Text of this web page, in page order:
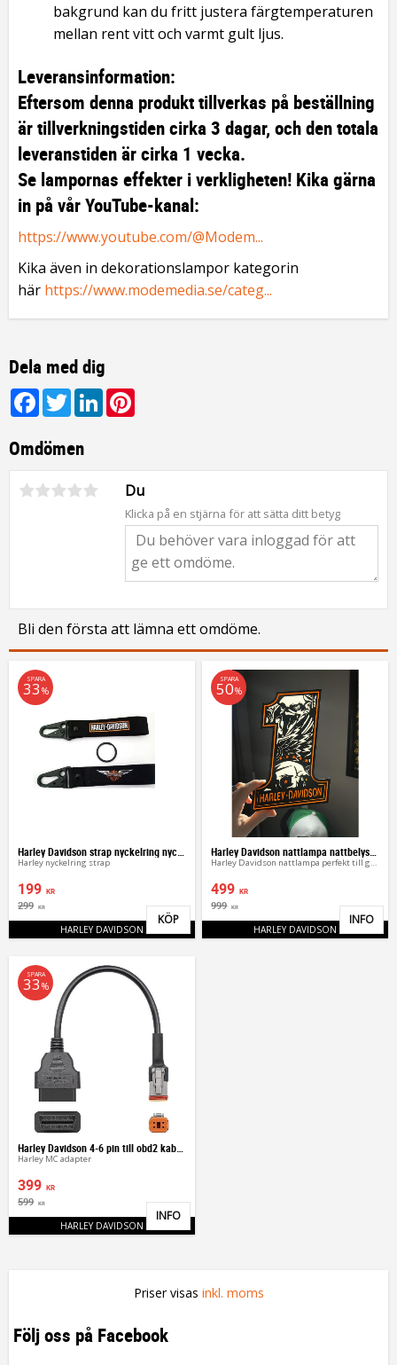
bakgrund kan du fritt justera färgtemperaturen
mellan rent vitt och varmt gult ljus.
Leveransinformation:
Eftersom denna produkt tillverkas på beställning
är tillverkningstiden cirka 3 dagar, och den totala
leveranstiden är cirka 1 vecka.
Se lampornas effekter i verkligheten! Kika gärna
in på vår YouTube-kanal:
https://www.youtube.com/@Modem...
Kika även in dekorationslampor kategorin
här https://www.modemedia.se/categ...
Dela med dig
Facebook
TwitterLinkedIn
Omdömen
Du
Klicka på en stjärna för att sätta ditt betyg
Bli den första att lämna ett omdöme.
Harley Davidson strap nyckelring nyckelhänge
Harley nyckelring strap
199 KR
299 KR
SPARA
33 %
HARLEY DAVIDSON Lägg till i favoriter
KÖP
Harley Davidson nattlampa nattbelysning
Harley Davidson nattlampa perfekt till garaget
499 KR
999 KR
SPARA
50%
HARLEY DAVIDSON
INFO
Harley MC adapter
399 KR
599 KR
SPARA
33 %
HARLEY DAVIDSON Lägg till i favoriter
INFO
Priser visas inkl. moms
Följ oss på Facebook